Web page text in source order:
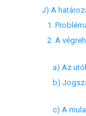
J) A
1.
a) Az